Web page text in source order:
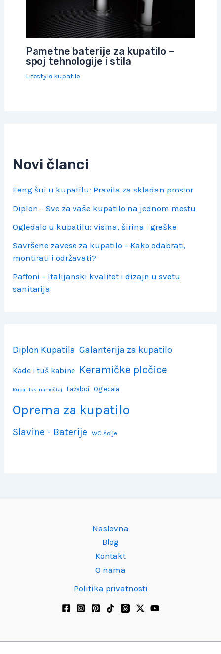
Pametne baterije za kupatilo –
spoj tehnologije i stila
Lifestyle kupatilo
Novi članci
Feng šui u kupatilu: Pravila za skladan prostor
Diplon – Sve za vaše kupatilo na jednom mestu
Ogledalo u kupatilu: visina, širina i greške
Savršene zavese za kupatilo – Kako odabrati,
montirati i održavati?
Paffoni – Italijanski kvalitet i dizajn u svetu
sanitarija
Diplon Kupatila Galanterija za kupatilo
Kade i tuš kabine Keramičke pločice
Kupatilski nameštaj Lavaboi Ogledala
Oprema za kupatilo
Slavine - Baterije WC šolje
Naslovna
Blog
Kontakt
O nama
Politika privatnosti